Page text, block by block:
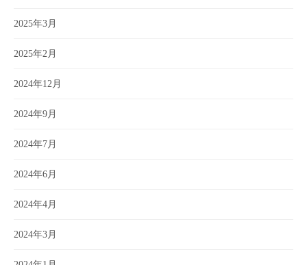
2025年3月
2025年2月
2024年12月
2024年9月
2024年7月
2024年6月
2024年4月
2024年3月